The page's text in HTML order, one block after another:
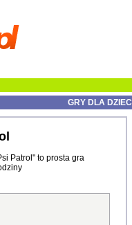
GRY DLA DZIECI
Patrol" to prosta gra